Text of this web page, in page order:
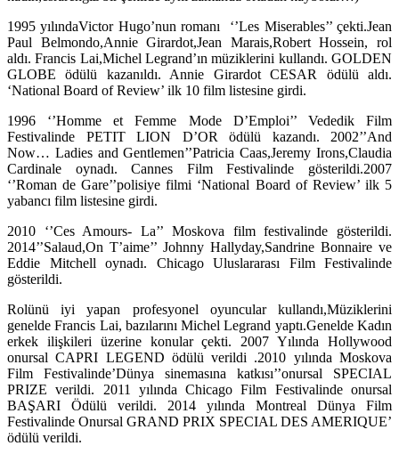
1995 yılındaVictor Hugo’nun romanı ‘’Les Miserables’’ çekti.Jean
Paul Belmondo,Annie Girardot,Jean Marais,Robert Hossein, rol
aldı. Francis Lai,Michel Legrand’ın müziklerini kullandı. GOLDEN
GLOBE ödülü kazanıldı. Annie Girardot CESAR ödülü aldı.
‘National Board of Review’ ilk 10 film listesine girdi.
1996 ‘’Homme et Femme Mode D’Emploi’’ Vededik Film
Festivalinde PETIT LION D’OR ödülü kazandı. 2002’’And
Now… Ladies and Gentlemen’’Patricia Caas,Jeremy Irons,Claudia
Cardinale oynadı. Cannes Film Festivalinde gösterildi.2007
‘’Roman de Gare’’polisiye filmi ‘National Board of Review’ ilk 5
yabancı film listesine girdi.
2010 ‘’Ces Amours- La’’ Moskova film festivalinde gösterildi.
2014’’Salaud,On T’aime’’ Johnny Hallyday,Sandrine Bonnaire ve
Eddie Mitchell oynadı. Chicago Uluslararası Film Festivalinde
gösterildi.
Rolünü iyi yapan profesyonel oyuncular kullandı,Müziklerini
genelde Francis Lai, bazılarını Michel Legrand yaptı.Genelde Kadın
erkek ilişkileri üzerine konular çekti. 2007 Yılında Hollywood
onursal CAPRI LEGEND ödülü verildi .2010 yılında Moskova
Film Festivalinde’Dünya sinemasına katkısı’’onursal SPECIAL
PRIZE verildi. 2011 yılında Chicago Film Festivalinde onursal
BAŞARI Ödülü verildi. 2014 yılında Montreal Dünya Film
Festivalinde Onursal GRAND PRIX SPECIAL DES AMERIQUE’
ödülü verildi.